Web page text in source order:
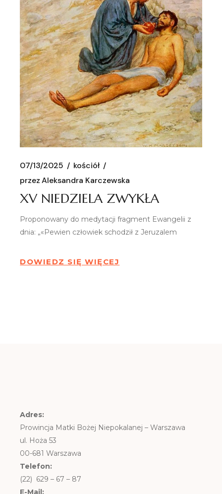
07/13/2025
kościół
przez Aleksandra Karczewska
XV NIEDZIELA ZWYKŁA
Proponowany do medytacji fragment Ewangelii z
dnia: „«Pewien człowiek schodził z Jeruzalem
DOWIEDZ SIĘ WIĘCEJ
Adres:
Prowincja Matki Bożej Niepokalanej – Warszawa
ul. Hoża 53
00-681 Warszawa
Telefon:
(22) 629 – 67 – 87